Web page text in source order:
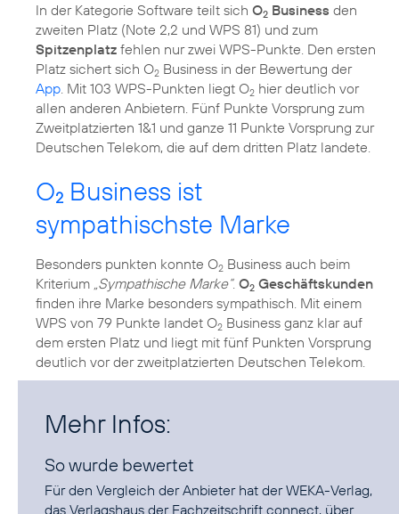
In der Kategorie Software teilt sich O2 Business den
zweiten Platz (Note 2,2 und WPS 81) und zum
Spitzenplatz fehlen nur zwei WPS-Punkte. Den ersten
Platz sichert sich O2 Business in der Bewertung der
App. Mit 103 WPS-Punkten liegt O2 hier deutlich vor
allen anderen Anbietern. Fünf Punkte Vorsprung zum
Zweitplatzierten 1&1 und ganze 11 Punkte Vorsprung zur
Deutschen Telekom, die auf dem dritten Platz landete.
O2 Business ist
sympathischste Marke
Besonders punkten konnte O2 Business auch beim
Kriterium „Sympathische Marke“. O2 Geschäftskunden
finden ihre Marke besonders sympathisch. Mit einem
WPS von 79 Punkte landet O2 Business ganz klar auf
dem ersten Platz und liegt mit fünf Punkten Vorsprung
deutlich vor der zweitplatzierten Deutschen Telekom.
Mehr Infos:
So wurde bewertet
Für den Vergleich der Anbieter hat der WEKA-Verlag,
das Verlagshaus der Fachzeitschrift connect, über